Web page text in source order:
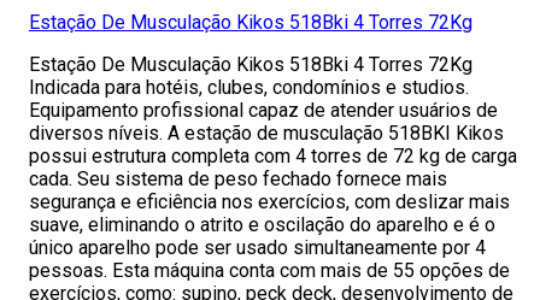
Estação De Musculação Kikos 518Bki 4 Torres 72Kg
Estação De Musculação Kikos 518Bki 4 Torres 72Kg
Indicada para hotéis, clubes, condomínios e studios.
Equipamento profissional capaz de atender usuários de
diversos níveis. A estação de musculação 518BKI Kikos
possui estrutura completa com 4 torres de 72 kg de carga
cada. Seu sistema de peso fechado fornece mais
segurança e eficiência nos exercícios, com deslizar mais
suave, eliminando o atrito e oscilação do aparelho e é o
único aparelho pode ser usado simultaneamente por 4
pessoas. Esta máquina conta com mais de 55 opções de
exercícios, como: supino, peck deck, desenvolvimento de